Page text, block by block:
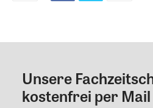
Unsere
kostenfrei per Mail